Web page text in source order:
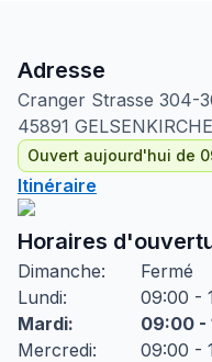
Adresse
Cranger Strasse 304-
45891
Ouvert aujourd'hui de
Itinéraire
Horaires
Dimanche:
Fermé
Lundi:
09:00 -
Mardi:
09:00 -
Mercredi:
09:00 -